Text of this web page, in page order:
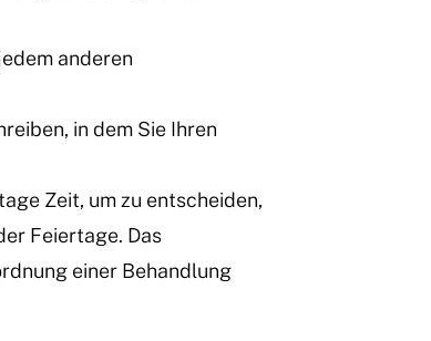
anderen
in dem Sie Ihren
Zeit, um zu entscheiden,
Feiertage. Das
einer Behandlung